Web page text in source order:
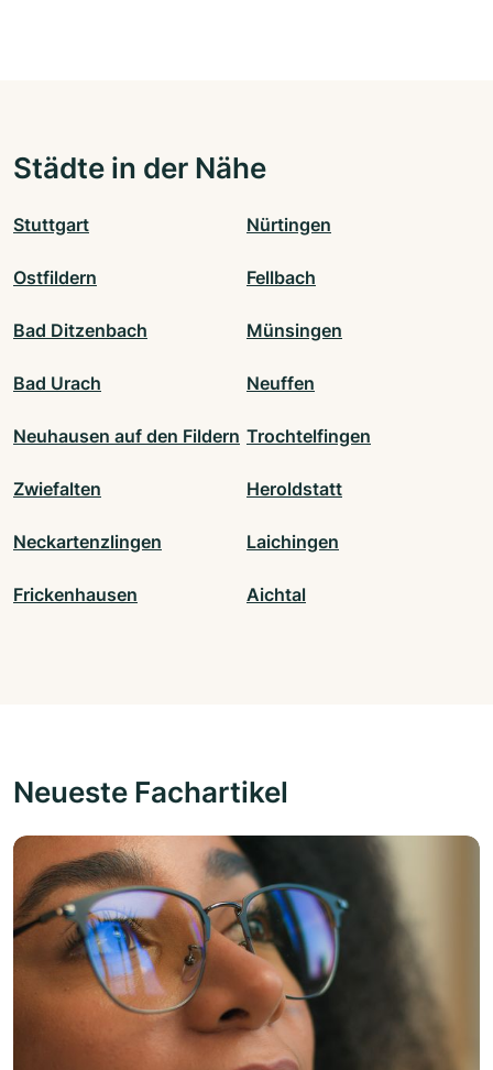
Städte in der Nähe
Stuttgart Nürtingen
Ostfildern Fellbach
Bad Ditzenbach Münsingen
Bad Urach Neuffen
Neuhausen auf den Fildern Trochtelfingen
Zwiefalten Heroldstatt
Neckartenzlingen Laichingen
Frickenhausen Aichtal
Neueste Fachartikel